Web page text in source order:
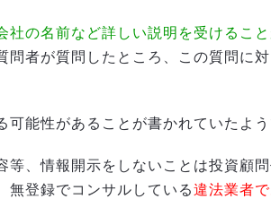
社の名前など詳しい説明を受けるこ
問者が質問したところ、この質問に
可能性があることが書かれていたよう
等、情報開示をしないことは投資顧
無登録でコンサルしている違法業者